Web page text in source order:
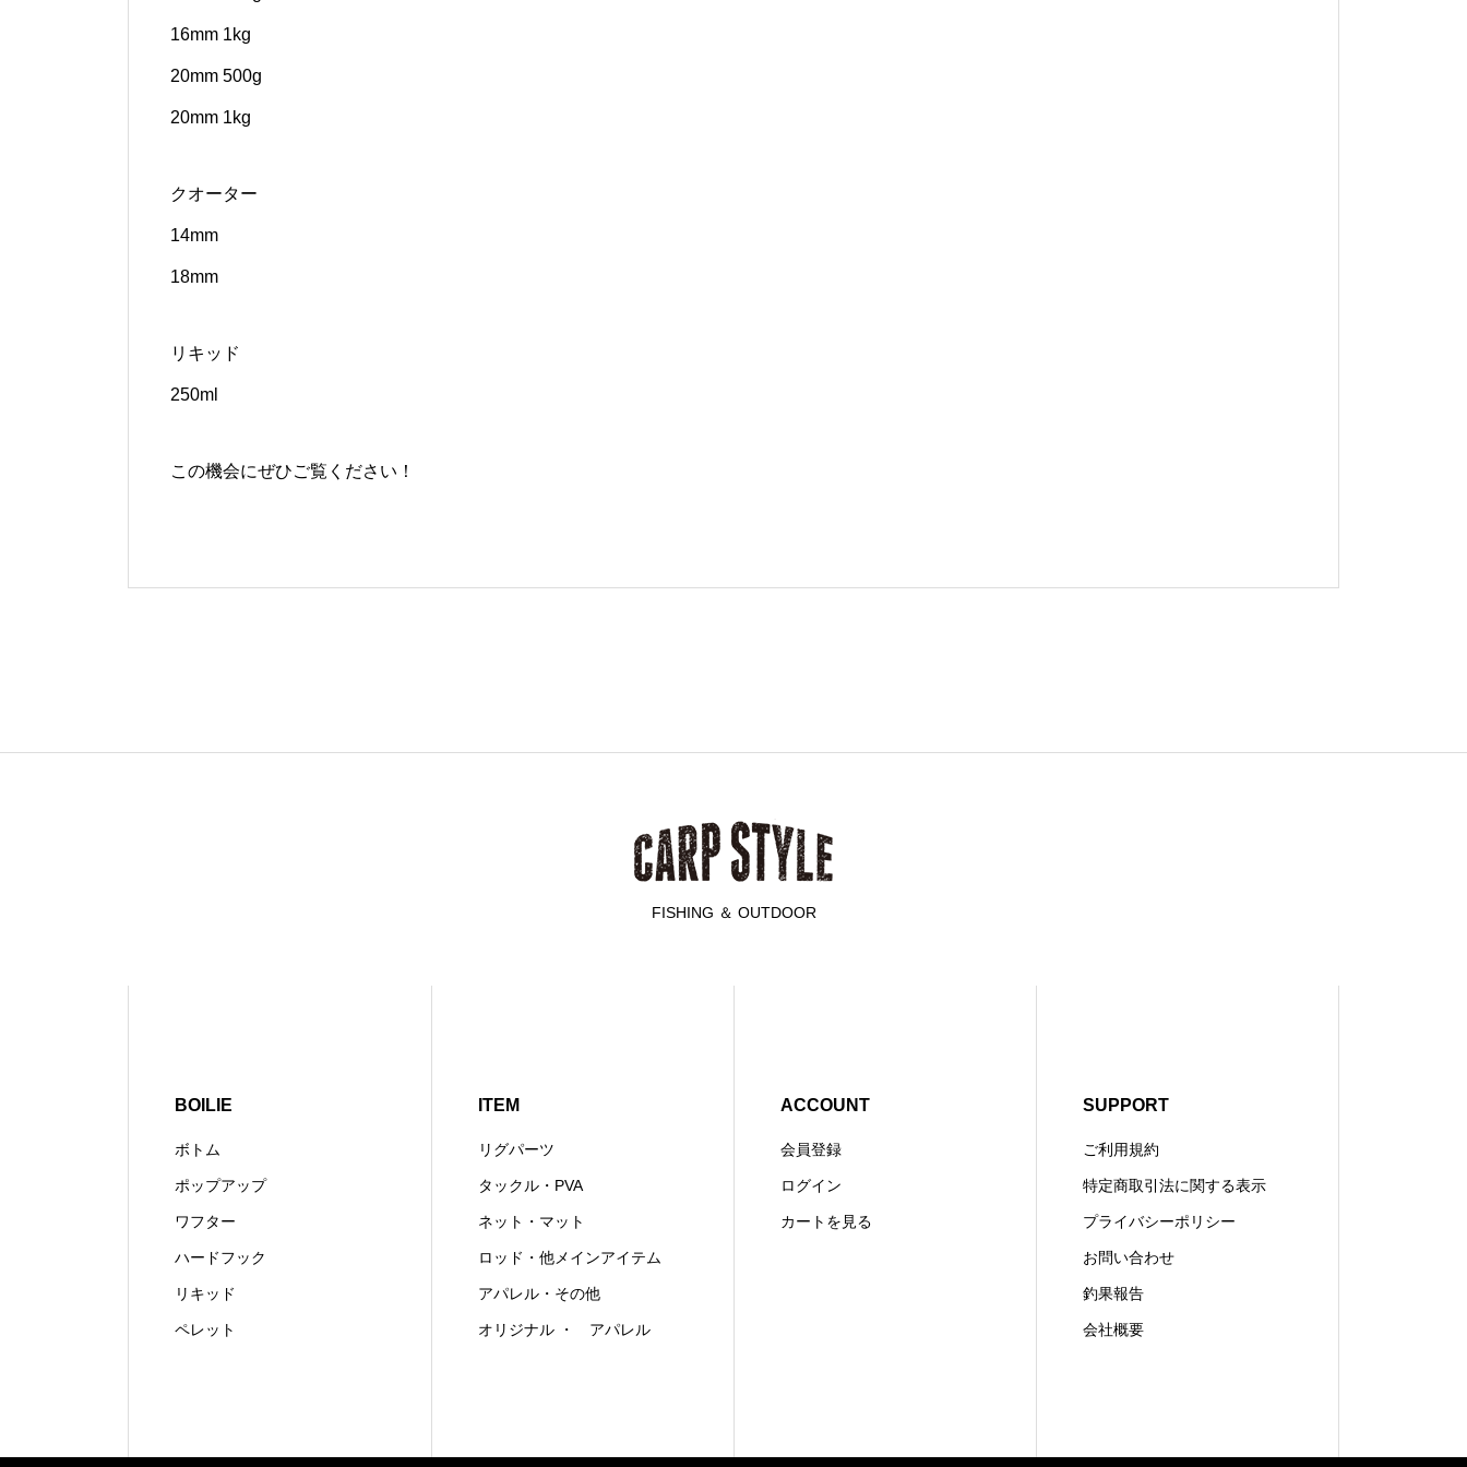
16mm 1kg
20mm 500g
20mm 1kg
クオーター
14mm
18mm
リキッド
250ml
この機会にぜひご覧ください！
FISHING ＆ OUTDOOR
BOILIE
ボトム
ポップアップ
ワフター
ハードフック
リキッド
ペレット
ITEM
リグパーツ
タックル・PVA
ネット・マット
ロッド・他メインアイテム
アパレル・その他
オリジナル ・ アパレル
ACCOUNT
会員登録
ログイン
カートを見る
SUPPORT
ご利用規約
特定商取引法に関する表示
プライバシーポリシー
お問い合わせ
釣果報告
会社概要